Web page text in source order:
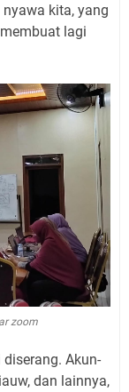
kita, yang
lagi
zoom
Akun-
dan lainnya,